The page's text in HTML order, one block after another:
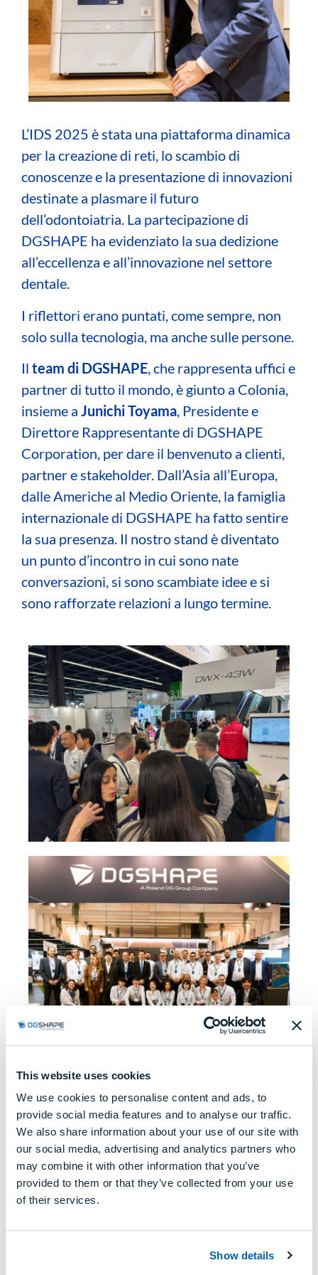
This website uses cookies
We use cookies to personalise content and ads, to
provide social media features and to analyse our traffic.
We also share information about your use of our site with
our social media, advertising and analytics partners who
may combine it with other information that you’ve
provided to them or that they’ve collected from your use
of their services.
Show details
L’IDS 2025 è stata una piattaforma dinamica
per la creazione di reti, lo scambio di
conoscenze e la presentazione di innovazioni
destinate a plasmare il futuro
dell’odontoiatria. La partecipazione di
DGSHAPE ha evidenziato la sua dedizione
all’eccellenza e all’innovazione nel settore
dentale.
I riflettori erano puntati, come sempre, non
solo sulla tecnologia, ma anche sulle persone.
Il team di DGSHAPE, che rappresenta uffici e
partner di tutto il mondo, è giunto a Colonia,
insieme a Junichi Toyama, Presidente e
Direttore Rappresentante di DGSHAPE
Corporation, per dare il benvenuto a clienti,
partner e stakeholder. Dall’Asia all’Europa,
dalle Americhe al Medio Oriente, la famiglia
internazionale di DGSHAPE ha fatto sentire
la sua presenza. Il nostro stand è diventato
un punto d’incontro in cui sono nate
conversazioni, si sono scambiate idee e si
sono rafforzate relazioni a lungo termine.
Uno dei momenti salienti della fiera è stata la
presentazione ufficiale dellaDWX-52Di Plus
un’evoluzione dell’affidabile serie DWX-52.
Progettata per offrire una maggiore
affidabilità, facilità d’uso e connettività, la
nuova DWX-52Di Plus è stata accolta con
fresatura, dai laboratori odontotecnici e dai
rivenditori. Qualità premium senza un prezzo